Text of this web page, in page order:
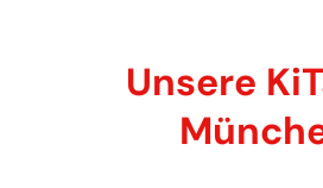
Unsere